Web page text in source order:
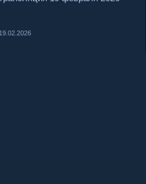
19.02.2026